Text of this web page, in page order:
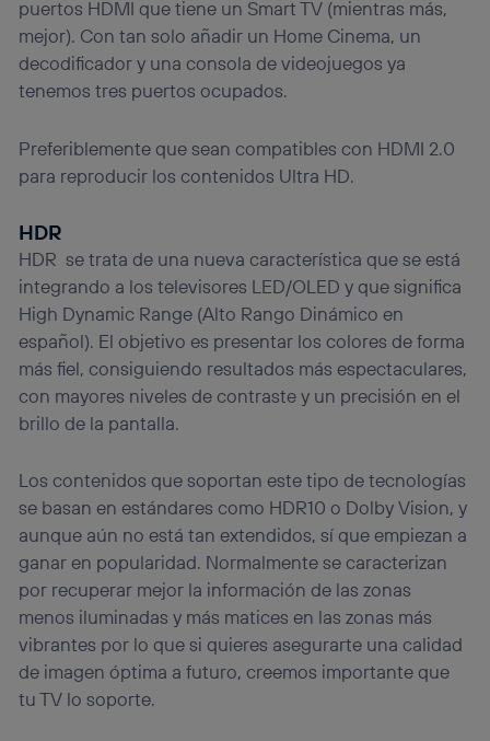
puertos HDMI que tiene un Smart TV (mientras más,
mejor). Con tan solo añadir un Home Cinema, un
decodificador y una consola de videojuegos ya
tenemos tres puertos ocupados.
Preferiblemente que sean compatibles con HDMI 2.0
para reproducir los contenidos Ultra HD.
HDR
HDR se trata de una nueva característica que se está
integrando a los televisores LED/OLED y que significa
High Dynamic Range (Alto Rango Dinámico en
español). El objetivo es presentar los colores de forma
más fiel, consiguiendo resultados más espectaculares,
con mayores niveles de contraste y un precisión en el
brillo de la pantalla.
Los contenidos que soportan este tipo de tecnologías
se basan en estándares como HDR10 o Dolby Vision, y
aunque aún no está tan extendidos, sí que empiezan a
ganar en popularidad. Normalmente se caracterizan
por recuperar mejor la información de las zonas
menos iluminadas y más matices en las zonas más
vibrantes por lo que si quieres asegurarte una calidad
de imagen óptima a futuro, creemos importante que
tu TV lo soporte.